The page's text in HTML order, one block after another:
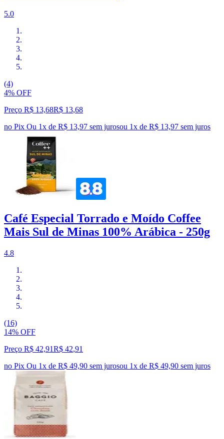
5.0
(4)
4% OFF
Preço R$ 13,68R$ 13,68
no Pix Ou 1x de R$ 13,97 sem jurosou 1x de R$ 13,97 sem juros
Café Especial Torrado e Moído Coffee
Mais Sul de Minas 100% Arábica - 250g
4.8
(16)
14% OFF
Preço R$ 42,91R$ 42,91
no Pix Ou 1x de R$ 49,90 sem jurosou 1x de R$ 49,90 sem juros